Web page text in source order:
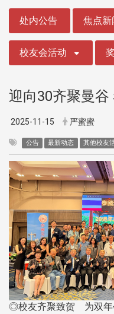
处内公告 焦点新
校友会活动
迎向30齐聚曼
2025-11-15 严蜜蜜
公告 最新动态 其他校友
◎校友齐聚致贺 为双年